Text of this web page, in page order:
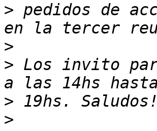
> pedidos de
>
> Los invito
>
>